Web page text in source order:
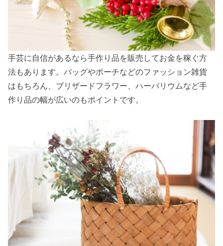
手芸に自信があるなら手作り品を販売してお金を稼ぐ方
法もあります。バッグやポーチなどのファッション雑貨
はもちろん、ブリザードフラワー、ハーバリウムなど手
作り品の幅が広いのもポイントです。